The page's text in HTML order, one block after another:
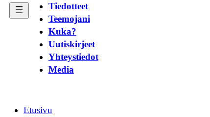
Tiedotteet
Teemojani
Kuka?
Uutiskirjeet
Yhteystiedot
Media
Etusivu